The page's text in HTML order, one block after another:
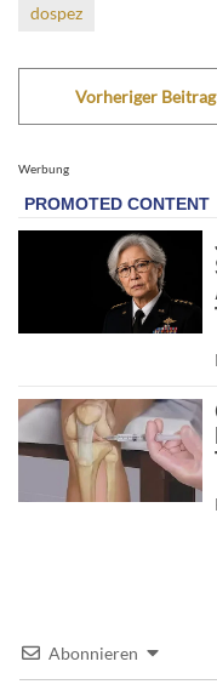
dospez
Vorheriger Beitrag
Werbung
Abonnieren